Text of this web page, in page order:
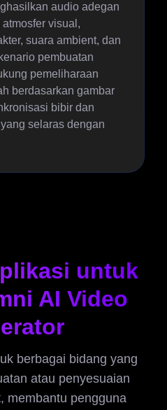
audio adegan
visual,
suara ambient, dan
pembuatan
pemeliharaan
berdasarkan gambar
bibir dan
selaras dengan
untuk
AI Video
berbagai bidang yang
atau penyesuaian
membantu pengguna